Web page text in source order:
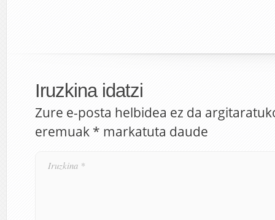
Iruzkina idatzi
Zure e-posta helbidea ez da
eremuak * markatuta daude